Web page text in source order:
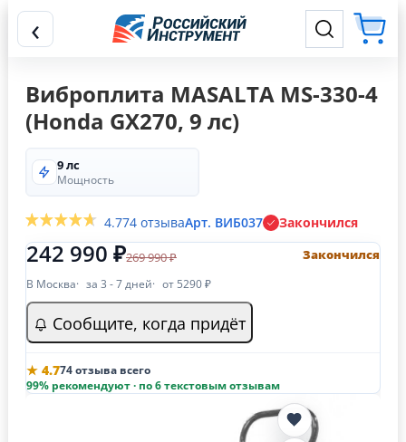
‹
Виброплита MASALTA MS-330-4
(Honda GX270, 9 лс)
9 лс
Мощность
4.774 отзываАрт. ВИБ037 Закончился
242 990 ₽269 990 ₽ Закончился
В Москва за 3 - 7 дней от 5290 ₽
Сообщите, когда придёт
★ 4.774 отзыва всего
99% рекомендуют · по 6 текстовым отзывам